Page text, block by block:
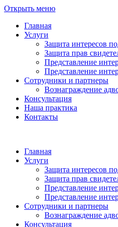
Открыть меню
Главная
Услуги
Защита интересов
Защита прав
Представление
Представление
Сотрудники и партнеры
Вознаграждение
Консультация
Наша практика
Контакты
Главная
Услуги
Защита интересов
Защита прав
Представление
Представление
Сотрудники и партнеры
Вознаграждение
Консультация